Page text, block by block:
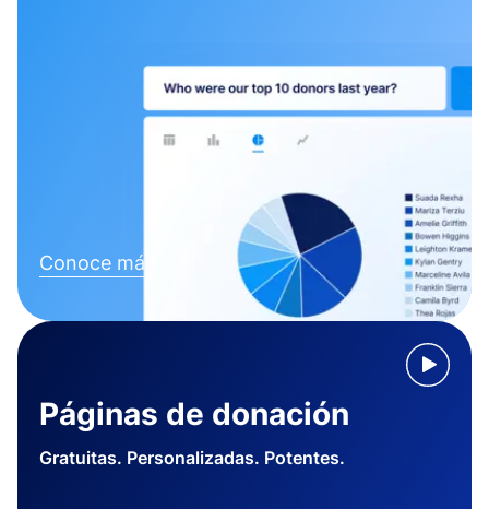
Conoce más
Páginas de donación
Gratuitas. Personalizadas. Potentes.